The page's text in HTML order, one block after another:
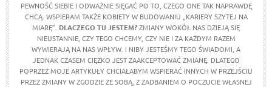
PEWNOŚĆ SIEBIE I ODWAŻNIE SIĘGAĆ PO TO, CZEGO ONE TAK NAPRAWDĘ
CHCĄ. WSPIERAM TAKŻE KOBIETY W BUDOWANIU „KARIERY SZYTEJ NA
MIARĘ”. DLACZEGO TU JESTEM?ZMIANY WOKÓŁ NAS DZIEJĄ SIĘ
NIEUSTANNIE, CZY TEGO CHCEMY, CZY NIE I ZA KAŻDYM RAZEM
WYWIERAJĄ NA NAS WPŁYW. I NIBY JESTEŚMY TEGO ŚWIADOMI, A
JEDNAK CZASEM CIĘŻKO JEST ZAAKCEPTOWAĆ ZMIANĘ. DLATEGO
POPRZEZ MOJE ARTYKUŁY CHCIAŁABYM WSPIERAĆ INNYCH W PRZEJŚCIU
PRZEZ ZMIANY W ZGODZIE ZE SOBĄ, Z ZADBANIEM O POCZUCIE WŁASNEJ